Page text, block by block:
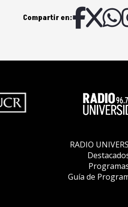
Compartir en:
RADIO
Guía de